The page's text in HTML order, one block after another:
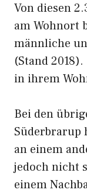
Von diesen
am Wohnort
männliche
(Stand
in ihrem
Bei den
Süderbrarup
an einem
jedoch nicht
einem